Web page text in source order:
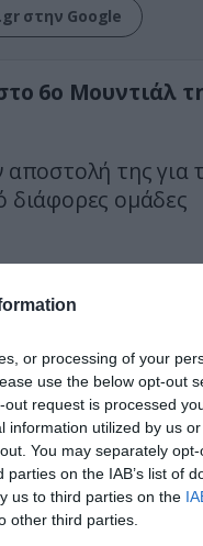
or processing of your
use the below opt-out
request is processed
information utilized by us
You may separately
on the IAB’s list of
us to third parties on the
other third parties.
στην Google
6ο Μουντιάλ
αποστολή της για
διάφορες ομάδες
«κλείσει» την
as
2026